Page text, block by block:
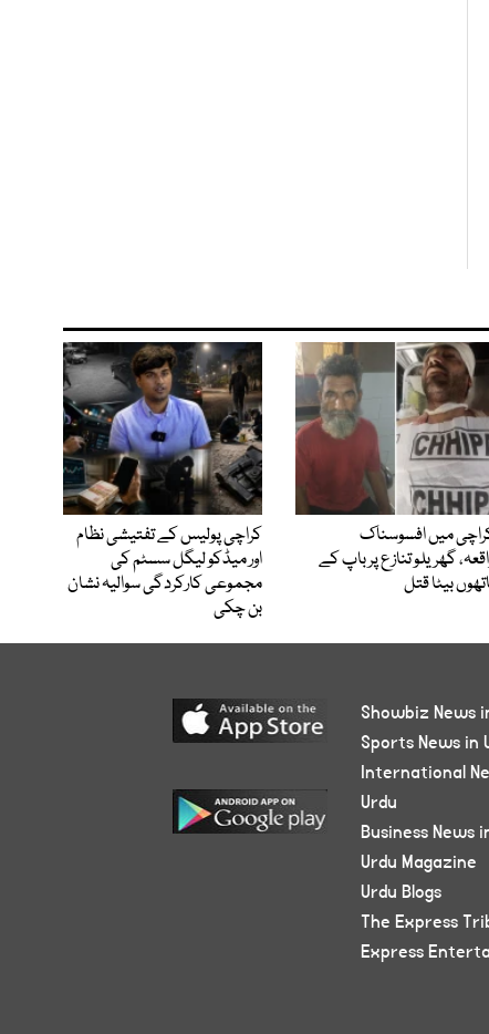
میں افسوسناک
گھریلو تنازع پر باپ کے
بیٹا قتل
کراچی پولیس کے تفتیشی نظام
اور میڈکو لیگل سسٹم کی
مجموعی کارکردگی سوالیہ نشان
بن چکی
Showbiz News
Sports News in
International
Urdu
Business News
Urdu Magazine
Urdu Blogs
The Express
Express